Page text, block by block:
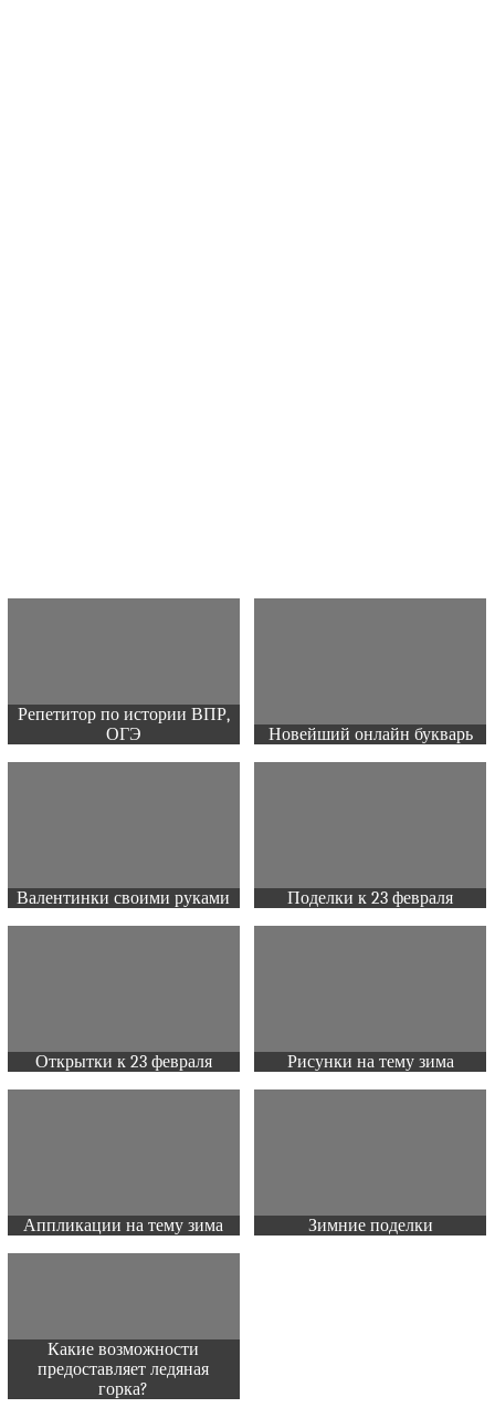
Репетитор по истории ВПР,
ОГЭ
Новейший онлайн букварь
Валентинки своими руками Поделки к 23 февраля
Открытки к 23 февраля Рисунки на тему зима
Аппликации на тему зима Зимние поделки
Какие возможности
предоставляет ледяная
горка?